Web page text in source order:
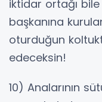
iktidar ortağı
başkanına
oturduğun
edeceksin!
10) Analarının